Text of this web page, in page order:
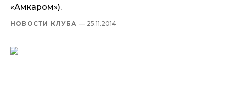
«Амкаром»).
НОВОСТИ КЛУБА — 25.11.2014